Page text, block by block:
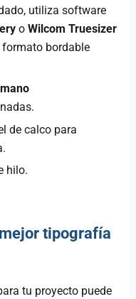
utiliza software
oWilcom Truesizer
formato bordable
de calco para
hilo.
tipografía
tu proyecto puede